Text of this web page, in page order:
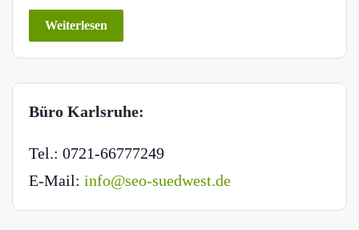
Weiterlesen
Büro Karlsruhe:
Tel.: 0721-66777249
E-Mail: info@seo-suedwest.de